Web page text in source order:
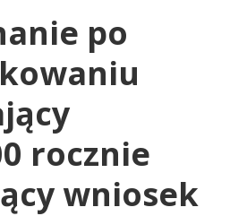
po
rocznie
wniosek